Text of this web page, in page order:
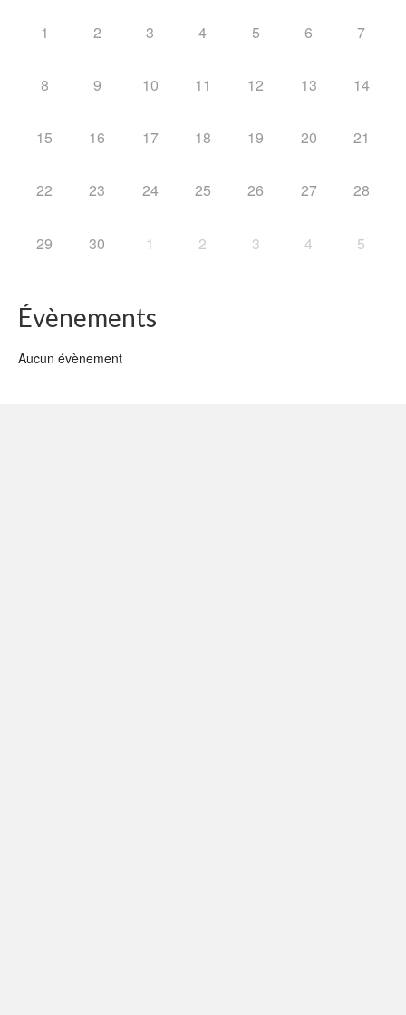
1 2 3 4 5 6 7
8 9 10 11 12 13 14
15 16 17 18 19 20 21
22 23 24 25 26 27 28
29 30 1 2 3 4 5
Évènements
Aucun évènement